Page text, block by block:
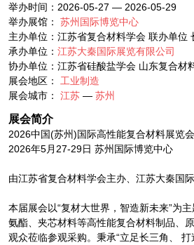
举办时间：2026-05-27 — 2026-05-29
举办展馆： 苏州国际博览中心
主办单位：江苏省复合材料学会 联办单位
承办单位： 江苏大秦国际展览有限公司
协办单位：江苏省硅酸盐学会 山东复合材
展会地区： 工业制造
展会城市： 江苏 — 苏州
展会简介
2026中国(苏州)国际高性能复合材料展览会
2026年5月27-29日 苏州国际博览中心
由江苏省复合材料学会主办、江苏大秦国
本届展会以“复材大世界，智造新未来”为
氨酯、夹芯材料等高性能复合材料制品、
观众莅临参观采购。秉承“立足长三角、